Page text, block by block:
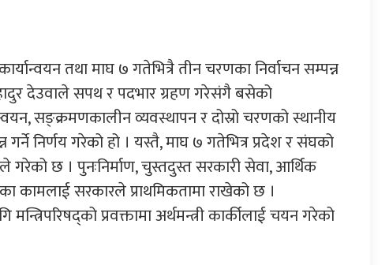
तथा माघ ७ गतेभित्रै तीन चरणका निर्वाचन सम्पन्न
देउवाले सपथ र पदभार ग्रहण गरेसंगै बसेको
सङ्क्रमणकालीन व्यवस्थापन र दोस्रो चरणको स्थानीय
गर्ने निर्णय गरेको हो । यस्तै, माघ ७ गतेभित्र प्रदेश र संघको
गरेको छ । पुनःनिर्माण, चुस्तदुस्त सरकारी सेवा, आर्थिक
कामलाई सरकारले प्राथमिकतामा राखेको छ ।
प्रवक्तामा अर्थमन्त्री कार्कीलाई चयन गरेको